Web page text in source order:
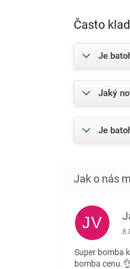
Často
Je
Jaký
Je
JV
Super bomba
bomba cenu.👌